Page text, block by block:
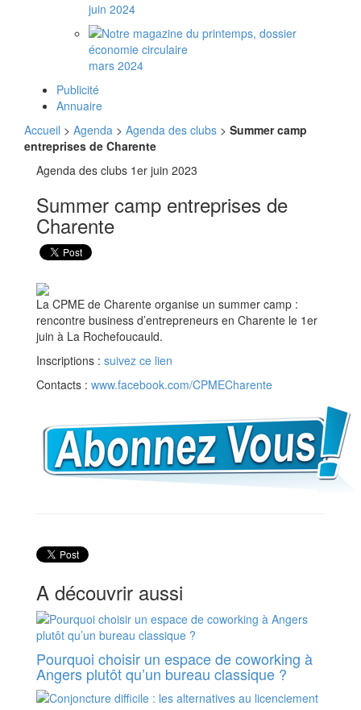
juin 2024
mars 2024
Publicité
Annuaire
Accueil > Agenda > Agenda des clubs > Summer camp
entreprises de Charente
Agenda des clubs 1er juin 2023
Summer camp entreprises de
Charente
La CPME de Charente organise un summer camp :
rencontre business d’entrepreneurs en Charente le 1er
juin à La Rochefoucauld.
Inscriptions : suivez ce lien
Contacts : www.facebook.com/CPMECharente
A découvrir aussi
Pourquoi choisir un espace de coworking à
Angers plutôt qu’un bureau classique ?